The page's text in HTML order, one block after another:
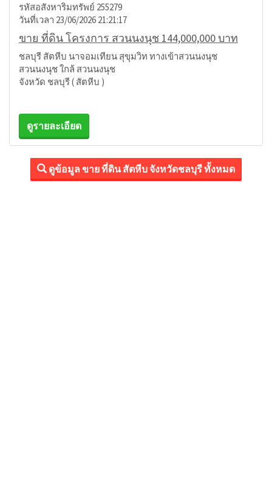
รหัสอสังหาริมทรัพย์ 255279
วันที่เวลา 23/06/2026 21:21:17
ขาย ที่ดิน โครงการ สวนนงนุช 144,000,000 บาท
ชลบุรี สัตหีบ นาจอมเทียน สุขุมวิท ทางเข้าสวนนงนุช
สวนนงนุช ใกล้ สวนนงนุช
จังหวัด ชลบุรี ( สัตหีบ )
ดูรายละเอียด
ดูข้อมูล ขาย ที่ดิน สัตหีบ จังหวัดชลบุรี ทั้งหมด